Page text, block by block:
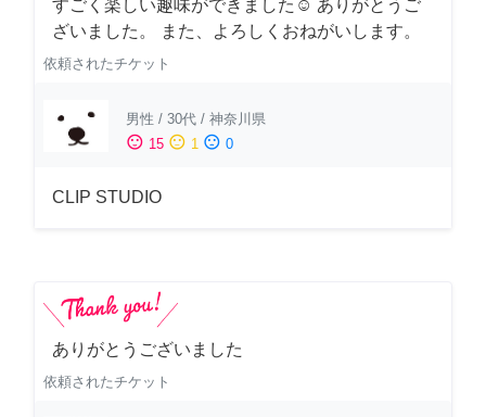
すごく楽しい趣味ができました☺︎ ありがとうご
ざいました。 また、よろしくおねがいします。
依頼されたチケット
男性 / 30代 / 神奈川県
sentiment_satisfied 15 sentiment_neutral 1 sentiment_dissatisfied 0
CLIP STUDIO
ありがとうございました
依頼されたチケット